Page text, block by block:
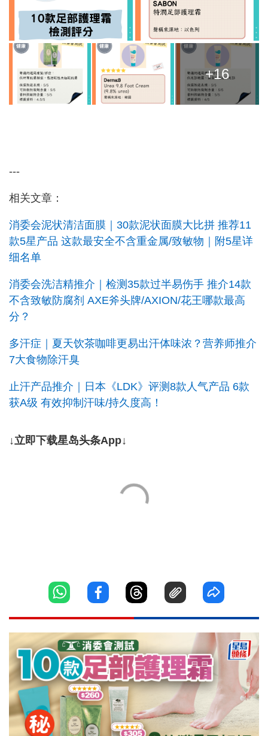
+16
---
相关文章：
消委会泥状清洁面膜｜30款泥状面膜大比拼 推荐11
款5星产品 这款最安全不含重金属/致敏物｜附5星详
细名单
消委会洗洁精推介｜检测35款过半易伤手 推介14款
不含致敏防腐剂 AXE斧头牌/AXION/花王哪款最高
分？
多汗症｜夏天饮茶咖啡更易出汗体味浓？营养师推介
7大食物除汗臭
止汗产品推介｜日本《LDK》评测8款人气产品 6款
获A级 有效抑制汗味/持久度高！
↓立即下载星岛头条App↓